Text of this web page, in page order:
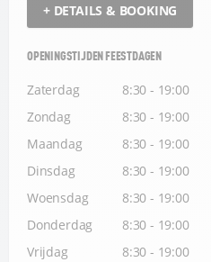
+ DETAILS & BOOKING
OPENINGSTIJDEN FEESTDAGEN
Zaterdag
8:30 - 19:00
Zondag
8:30 - 19:00
Maandag
8:30 - 19:00
Dinsdag
8:30 - 19:00
Woensdag
8:30 - 19:00
Donderdag
8:30 - 19:00
Vrijdag
8:30 - 19:00